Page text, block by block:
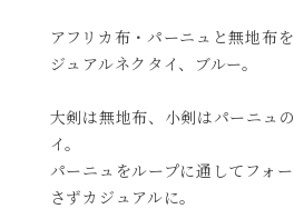
アフリカ布・パーニュと無地布
ジュアルネクタイ、ブルー。
大剣は無地布、小剣はパーニュ
イ。
パーニュをループに通してフォ
さずカジュアルに。